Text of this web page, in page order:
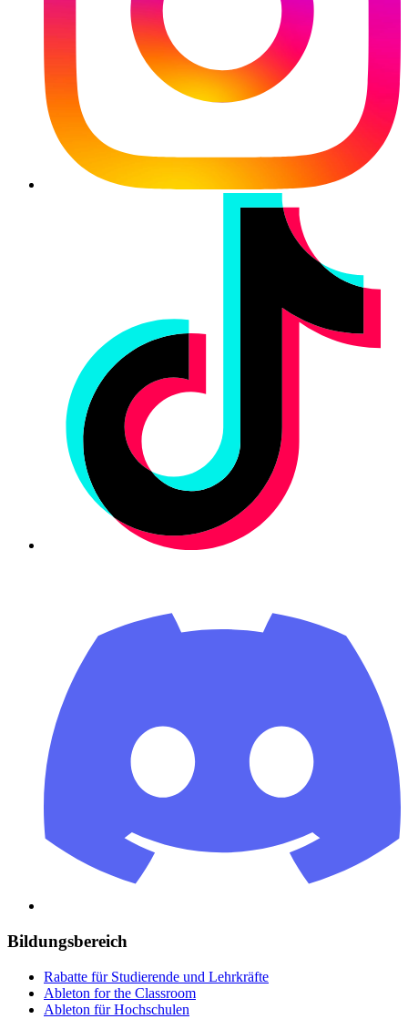
Bildungsbereich
Rabatte für Studierende und Lehrkräfte
Ableton for the Classroom
Ableton für Hochschulen